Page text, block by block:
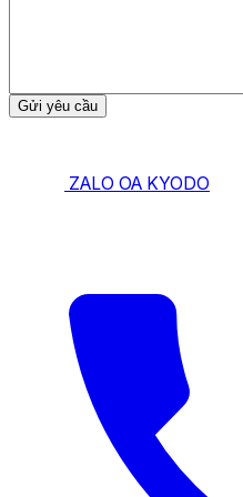
ZALO OA KYODO